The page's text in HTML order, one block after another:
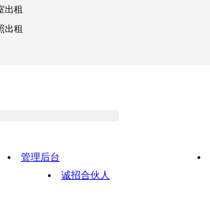
出租
出租
管理后台
诚招合伙人